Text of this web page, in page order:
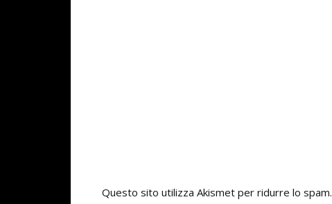
Questo sito utilizza Akismet per ridurre lo spam.